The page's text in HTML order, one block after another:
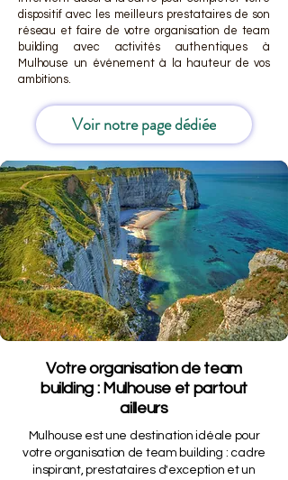
dispositif avec les meilleurs prestataires de son
réseau et faire de votre organisation de team
building avec activités authentiques à
Mulhouse un événement à la hauteur de vos
ambitions.
Voir notre page dédiée
Votre organisation de team
building : Mulhouse et partout
ailleurs
Mulhouse est une destination idéale pour
votre organisation de team building : cadre
inspirant, prestataires d'exception et un